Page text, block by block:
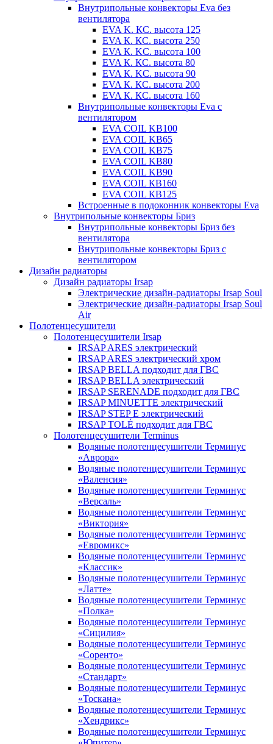
Внутрипольные конвекторы Eva без
вентилятора
EVA K. КС. высота 125
EVA К. КС. высота 250
EVA К. KС. высота 100
EVA К. КС. высота 80
EVA К. KC. высота 90
EVA К. КС. высота 200
EVA К. КС. высота 160
Внутрипольные конвекторы Eva с
вентилятором
EVA COIL KB100
EVA COIL KB65
EVA COIL KB75
EVA COIL KB80
EVA COIL KB90
EVA COIL КВ160
EVA COIL КВ125
Встроенные в подоконник конвекторы Eva
Внутрипольные конвекторы Бриз
Внутрипольные конвекторы Бриз без
вентилятора
Внутрипольные конвекторы Бриз с
вентилятором
Дизайн радиаторы
Дизайн радиаторы Irsap
Электрические дизайн-радиаторы Irsap Soul
Электрические дизайн-радиаторы Irsap Soul
Air
Полотенцесушители
Полотенцесушители Irsap
IRSAP ARES электрический
IRSAP ARES электрический хром
IRSAP BELLA подходит для ГВС
IRSAP BELLA электрический
IRSAP SERENADE подходит для ГВС
IRSAP MINUETTE электрический
IRSAP STEP E электрический
IRSAP TOLÉ подходит для ГВС
Полотенцесушители Terminus
Водяные полотенцесушители Терминус
«Аврора»
Водяные полотенцесушители Терминус
«Валенсия»
Водяные полотенцесушители Терминус
«Версаль»
Водяные полотенцесушители Терминус
«Виктория»
Водяные полотенцесушители Терминус
«Евромикс»
Водяные полотенцесушители Терминус
«Классик»
Водяные полотенцесушители Терминус
«Латте»
Водяные полотенцесушители Терминус
«Полка»
Водяные полотенцесушители Терминус
«Сицилия»
Водяные полотенцесушители Терминус
«Соренто»
Водяные полотенцесушители Терминус
«Стандарт»
Водяные полотенцесушители Терминус
«Тоскана»
Водяные полотенцесушители Терминус
«Хендрикс»
Водяные полотенцесушители Терминус